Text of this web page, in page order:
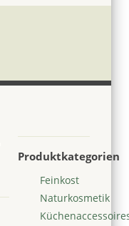
Produktkategorien
Feinkost
Naturkosmetik